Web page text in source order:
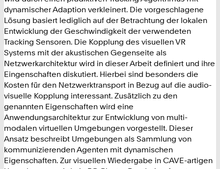
dynamischer Adaption verkleinert. Die vorgeschlagene
Lösung basiert lediglich auf der Betrachtung der lokalen
Entwicklung der Geschwindigkeit der verwendeten
Tracking Sensoren. Die Kopplung des visuellen VR
Systems mit der akustischen Gegenseite als
Netzwerkarchitektur wird in dieser Arbeit definiert und ihre
Eingenschaften diskutiert. Hierbei sind besonders die
Kosten für den Netzwerktransport in Bezug auf die audio-
visuelle Kopplung interessant. Zusätzlich zu den
genannten Eigenschaften wird eine
Anwendungsarchitektur zur Entwicklung von multi-
modalen virtuellen Umgebungen vorgestellt. Dieser
Ansatz beschreibt Umgebungen als Sammlung von
kommunizierenden Agenten mit dynamischen
Eigenschaften. Zur visuellen Wiedergabe in CAVE-artigen